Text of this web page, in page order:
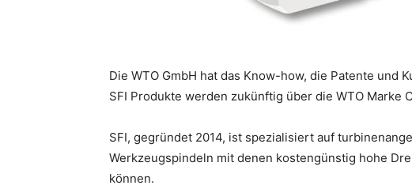
Die WTO GmbH hat das Know-how, die Patente und
SFI Produkte werden zukünftig über die WTO Marke
SFI, gegründet 2014, ist spezialisiert auf
Werkzeugspindeln mit denen kostengünstig hohe
können.